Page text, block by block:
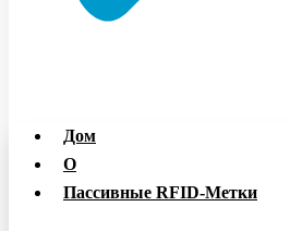
Дом
О
Пассивные RFID-Метки